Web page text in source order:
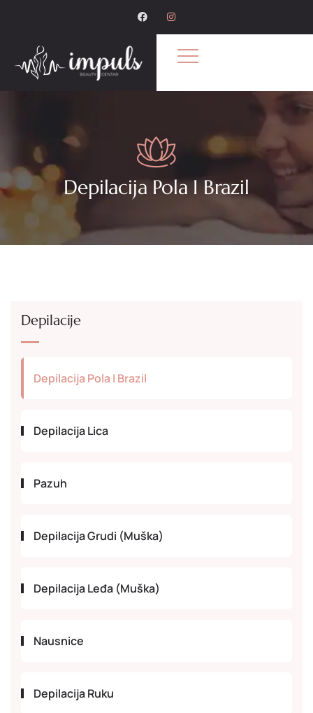
Depilacija Pola I Brazil
Depilacije
Depilacija Pola I Brazil
Depilacija Lica
Pazuh
Depilacija Grudi (muška)
Depilacija Leđa (muška)
Nausnice
Depilacija Ruku